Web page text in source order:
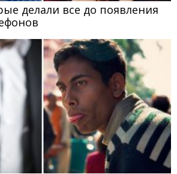
делали все до появления